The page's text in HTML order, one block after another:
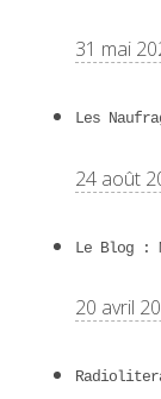
31 mai
Les
24 août
Le Blog :
20 avril